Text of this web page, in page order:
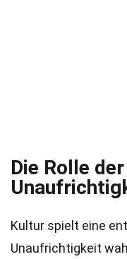
Die Rolle
Kultur spielt eine
Unaufrichtigkeit